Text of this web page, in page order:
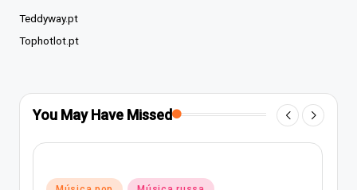
Teddyway.pt
Tophotlot.pt
You May Have Missed
Posted